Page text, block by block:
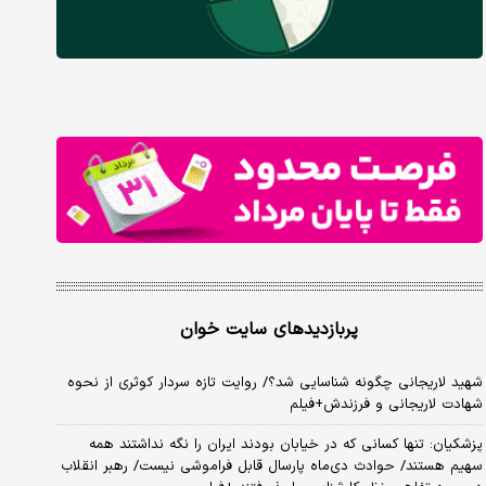
پربازدیدهای سایت خوان
شهید لاریجانی چگونه شناسایی شد؟/ روایت تازه سردار کوثری از نحوه
شهادت لاریجانی و فرزندش+فیلم
پزشکیان: تنها کسانی که در خیابان بودند ایران را نگه نداشتند همه
سهیم هستند/ حوادث دی‌ماه پارسال قابل فراموشی نیست/ رهبر انقلاب